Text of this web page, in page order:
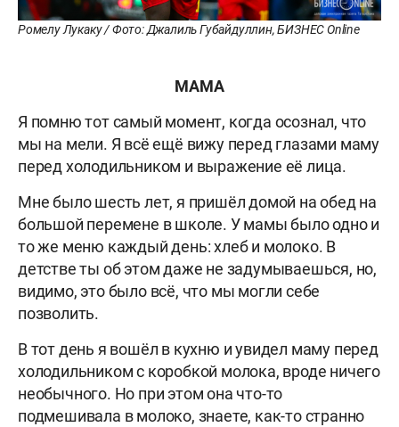
Ромелу Лукаку / Фото: Джалиль Губайдуллин, БИЗНЕС Online
МАМА
Я помню тот самый момент, когда осознал, что
мы на мели. Я всё ещё вижу перед глазами маму
перед холодильником и выражение её лица.
Мне было шесть лет, я пришёл домой на обед на
большой перемене в школе. У мамы было одно и
то же меню каждый день: хлеб и молоко. В
детстве ты об этом даже не задумываешься, но,
видимо, это было всё, что мы могли себе
позволить.
В тот день я вошёл в кухню и увидел маму перед
холодильником с коробкой молока, вроде ничего
необычного. Но при этом она что-то
подмешивала в молоко, знаете, как-то странно